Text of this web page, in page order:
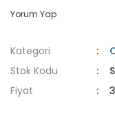
Yorum Yap
Kategori
Stok Kodu
Fiyat